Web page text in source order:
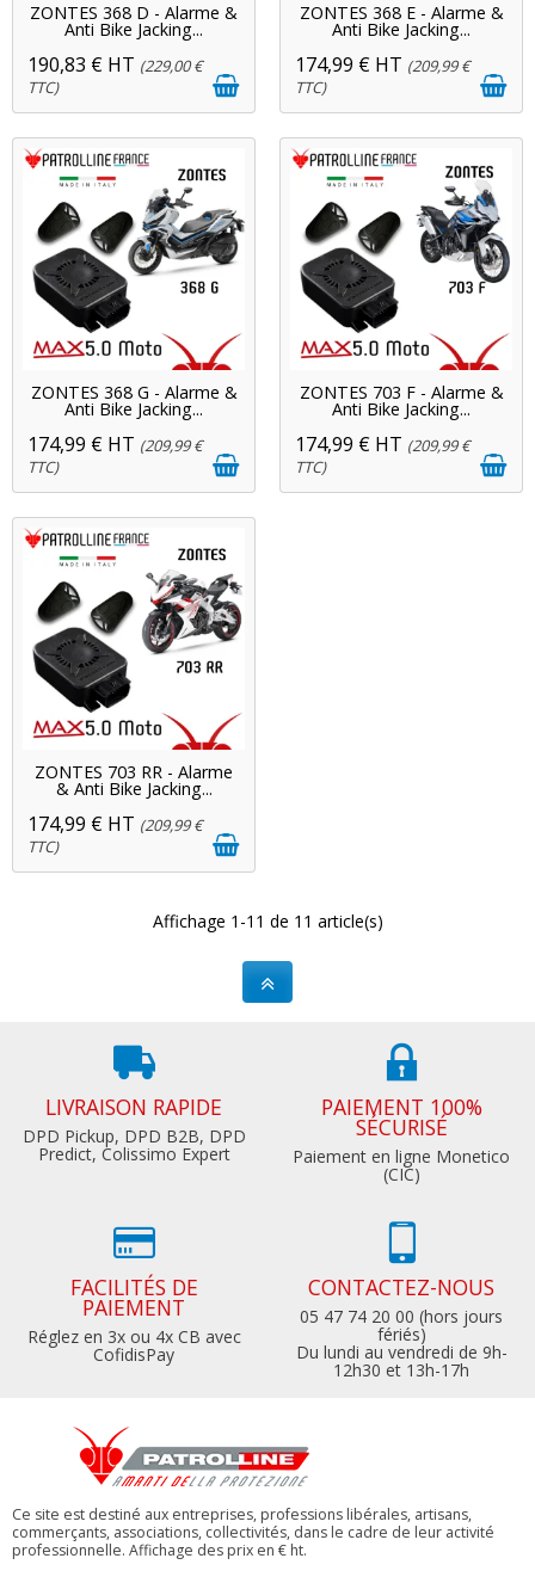
ZONTES 368 D - Alarme &
Anti Bike Jacking...
190,83 € HT (229,00 €
TTC)
ZONTES 368 E - Alarme &
Anti Bike Jacking...
174,99 € HT (209,99 €
TTC)
ZONTES 368 G - Alarme &
Anti Bike Jacking...
174,99 € HT (209,99 €
TTC)
ZONTES 703 F - Alarme &
Anti Bike Jacking...
174,99 € HT (209,99 €
TTC)
ZONTES 703 RR - Alarme
& Anti Bike Jacking...
174,99 € HT (209,99 €
TTC)
Affichage 1-11 de 11 article(s)
LIVRAISON RAPIDE
DPD Pickup, DPD B2B, DPD
Predict, Colissimo Expert
PAIEMENT 100%
SÉCURISÉ
Paiement en ligne Monetico
(CIC)
FACILITÉS DE
PAIEMENT
Réglez en 3x ou 4x CB avec
CofidisPay
CONTACTEZ-NOUS
05 47 74 20 00 (hors jours
fériés)
Du lundi au vendredi de 9h-
12h30 et 13h-17h
Ce site est destiné aux entreprises, professions libérales, artisans,
commerçants, associations, collectivités, dans le cadre de leur activité
professionnelle. Affichage des prix en € ht.